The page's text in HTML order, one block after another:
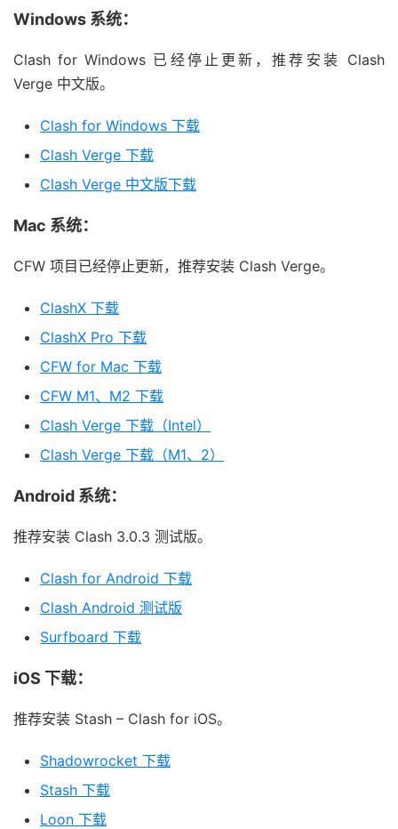
Windows 系统：
Clash for Windows 已经停止更新，推荐安装 Clash
Verge 中文版。
Clash for Windows 下载
Clash Verge 下载
Clash Verge 中文版下载
Mac 系统：
CFW 项目已经停止更新，推荐安装 Clash Verge。
ClashX 下载
ClashX Pro 下载
CFW for Mac 下载
CFW M1、M2 下载
Clash Verge 下载（Intel）
Clash Verge 下载（M1、2）
Android 系统：
推荐安装 Clash 3.0.3 测试版。
Clash for Android 下载
Clash Android 测试版
Surfboard 下载
iOS 下载：
推荐安装 Stash – Clash for iOS。
Shadowrocket 下载
Stash 下载
Loon 下载